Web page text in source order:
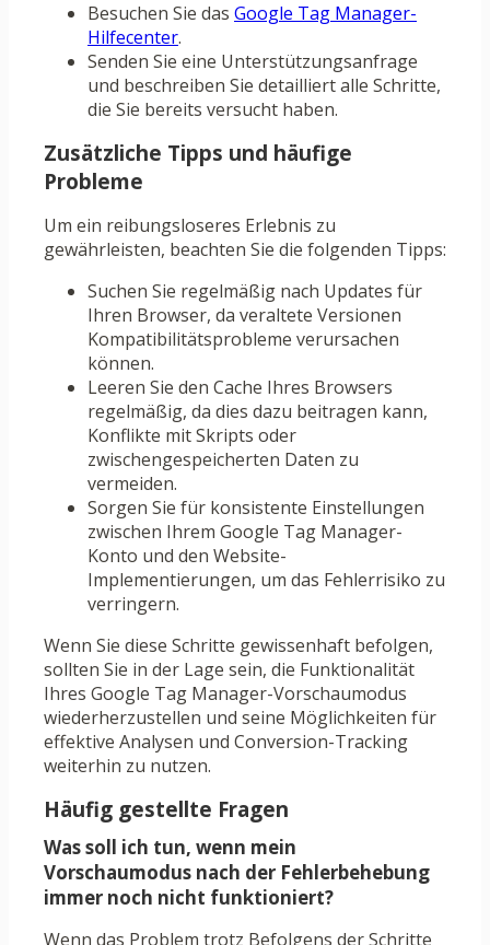
Besuchen Sie das Google Tag Manager-
Hilfecenter.
Senden Sie eine Unterstützungsanfrage
und beschreiben Sie detailliert alle Schritte,
die Sie bereits versucht haben.
Zusätzliche Tipps und häufige
Probleme
Um ein reibungsloseres Erlebnis zu
gewährleisten, beachten Sie die folgenden Tipps:
Suchen Sie regelmäßig nach Updates für
Ihren Browser, da veraltete Versionen
Kompatibilitätsprobleme verursachen
können.
Leeren Sie den Cache Ihres Browsers
regelmäßig, da dies dazu beitragen kann,
Konflikte mit Skripts oder
zwischengespeicherten Daten zu
vermeiden.
Sorgen Sie für konsistente Einstellungen
zwischen Ihrem Google Tag Manager-
Konto und den Website-
Implementierungen, um das Fehlerrisiko zu
verringern.
Wenn Sie diese Schritte gewissenhaft befolgen,
sollten Sie in der Lage sein, die Funktionalität
Ihres Google Tag Manager-Vorschaumodus
wiederherzustellen und seine Möglichkeiten für
effektive Analysen und Conversion-Tracking
weiterhin zu nutzen.
Häufig gestellte Fragen
Was soll ich tun, wenn mein
Vorschaumodus nach der Fehlerbehebung
immer noch nicht funktioniert?
Wenn das Problem trotz Befolgens der Schritte